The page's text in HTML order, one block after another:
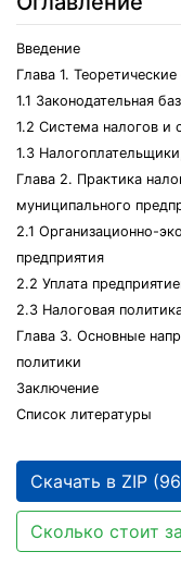
Введение
Глава 1.
1.1 Законодательная
1.2 Система налогов и
1.3
Глава 2. Практика
муниципального
2.1 Организационно-
предприятия
2.2 Уплата
2.3 Налоговая
Глава 3. Основные
политики
Заключение
Список литературы
Скачать в ZIP
Сколько стоит